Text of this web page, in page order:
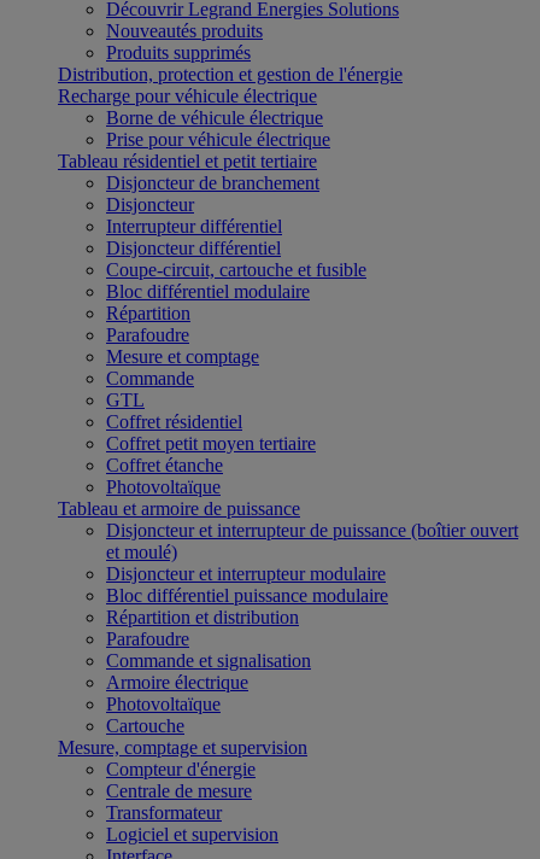
Découvrir Legrand Energies Solutions
Nouveautés produits
Produits supprimés
Distribution, protection et gestion de l'énergie
Recharge pour véhicule électrique
Borne de véhicule électrique
Prise pour véhicule électrique
Tableau résidentiel et petit tertiaire
Disjoncteur de branchement
Disjoncteur
Interrupteur différentiel
Disjoncteur différentiel
Coupe-circuit, cartouche et fusible
Bloc différentiel modulaire
Répartition
Parafoudre
Mesure et comptage
Commande
GTL
Coffret résidentiel
Coffret petit moyen tertiaire
Coffret étanche
Photovoltaïque
Tableau et armoire de puissance
Disjoncteur et interrupteur de puissance (boîtier ouvert
et moulé)
Disjoncteur et interrupteur modulaire
Bloc différentiel puissance modulaire
Répartition et distribution
Parafoudre
Commande et signalisation
Armoire électrique
Photovoltaïque
Cartouche
Mesure, comptage et supervision
Compteur d'énergie
Centrale de mesure
Transformateur
Logiciel et supervision